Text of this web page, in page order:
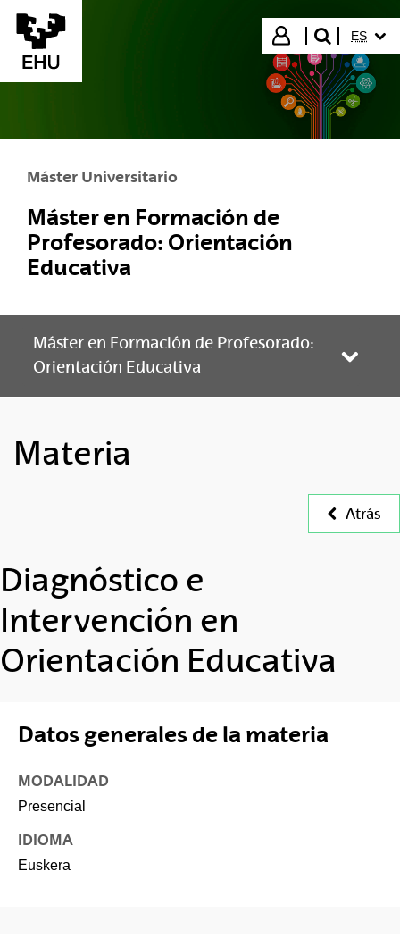
Saltar al contenido principal
Iniciar sesión
buscar"
ES
Máster Universitario
Máster en Formación de
Profesorado: Orientación
Educativa
Máster en Formación de Profesorado:
Orientación Educativa
Materia
Atrás
Diagnóstico e
Intervención en
Orientación Educativa
Datos generales de la materia
MODALIDAD
Presencial
IDIOMA
Euskera